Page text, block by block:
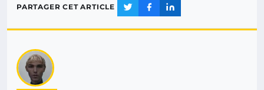
PARTAGER CET ARTICLE